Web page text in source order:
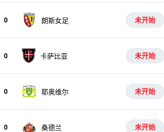
0 朗斯女足 未开始
0 卡萨比亚 未开始
0 耶奥维尔 未开始
0 桑德兰 未开始